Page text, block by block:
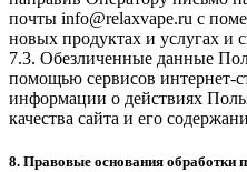
почты info@relaxvape.ru с
новых продуктах и услугах и
7.3. Обезличенные данные
помощью сервисов интернет-
информации о действиях
качества сайта и его
8. Правовые основания обработки